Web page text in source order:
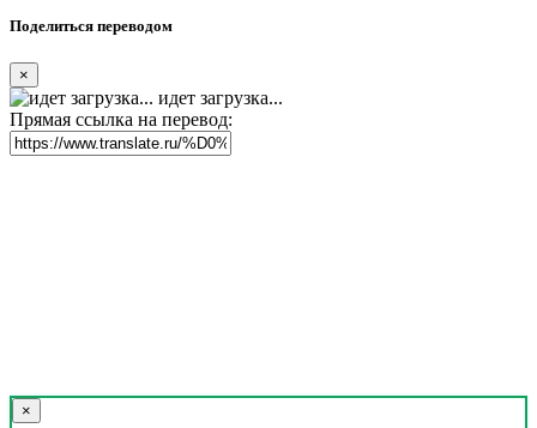
Поделиться переводом
×
идет загрузка...
Прямая ссылка на перевод:
×